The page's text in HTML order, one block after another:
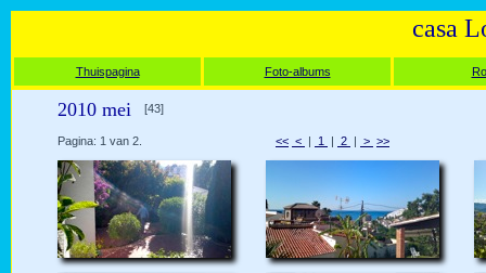
casa
Thuispagina Foto-albums
2010 mei [43]
Pagina: 1 van 2. << < | 1 | 2 | > >>